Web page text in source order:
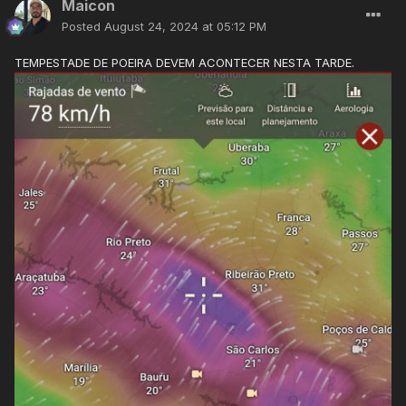
Maicon
Posted August 24, 2024 at 05:12 PM
TEMPESTADE DE POEIRA DEVEM ACONTECER NESTA TARDE.